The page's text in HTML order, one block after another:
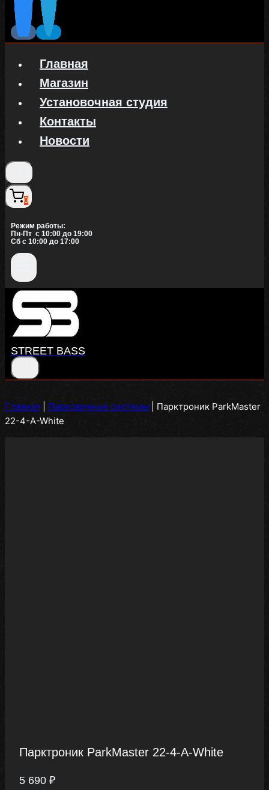
Главная
Магазин
Установочная студия
Контакты
Новости
0
Режим работы:
Пн-Пт c 10:00 до 19:00
Сб с 10:00 до 17:00
STREET BASS
Главная Парковочные системы
Парктроник ParkMaster
22-4-A-White
Парктроник ParkMaster 22-4-A-White
5 690 ₽